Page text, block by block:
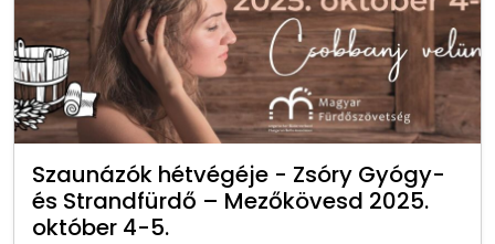
Szaunázók hétvégéje - Zsóry Gyógy-
és Strandfürdő – Mezőkövesd 2025.
október 4-5.